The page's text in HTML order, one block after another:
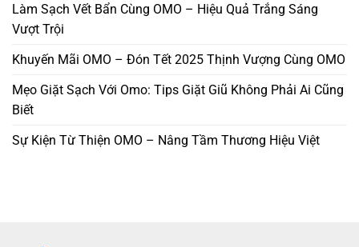
Làm Sạch Vết Bẩn Cùng OMO – Hiệu Quả Trắng Sáng
Vượt Trội
Khuyến Mãi OMO – Đón Tết 2025 Thịnh Vượng Cùng OMO
Mẹo Giặt Sạch Với Omo: Tips Giặt Giũ Không Phải Ai Cũng
Biết
Sự Kiện Từ Thiện OMO – Nâng Tầm Thương Hiệu Việt